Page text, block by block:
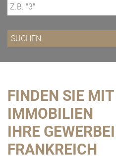
FINDEN SIE
IMMOBILIEN
IHRE
FRANKREICH